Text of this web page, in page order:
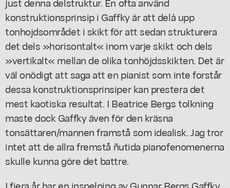
konstruktionsprinsip i Gaffky är att delà upp
tonhojdsområdet i skikt för att sedan strukturera
det dels »horisontalt« inom varje skikt och dels
»vertikalt« mellan de olika tonhöjdsskikten. Det är
väl onödigt att saga att en pianist som inte forstår
dessa konstruktionsprinsiper kan prestera det
mest kaotiska resultat. I Beatrice Bergs tolkning
maste dock Gaffky även för den kräsna
tonsättaren/mannen framstå som idealisk. Jag tror
intet att de allra fremstå ñutida pianofenomenerna
skulle kunna göre det battre.
I fiera år har en inspelning av Gunnar Bergs Gaffky